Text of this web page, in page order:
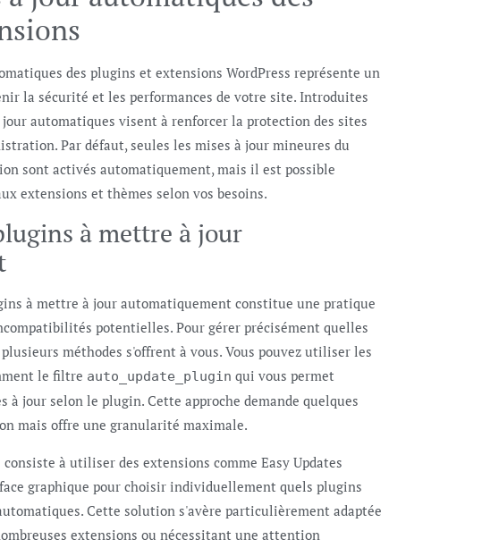
des plugins et extensions WordPress représente un
la sécurité et les performances de votre site. Introduites
jour automatiques visent à renforcer la protection des sites
Par défaut, seules les mises à jour mineures du
sont activés automatiquement, mais il est possible
extensions et thèmes selon vos besoins.
à mettre à jour
à mettre à jour automatiquement constitue une pratique
potentielles. Pour gérer précisément quelles
méthodes s'offrent à vous. Vous pouvez utiliser les
le filtre auto_update_plugin qui vous permet
à jour selon le plugin. Cette approche demande quelques
mais offre une granularité maximale.
à utiliser des extensions comme Easy Updates
graphique pour choisir individuellement quels plugins
Cette solution s'avère particulièrement adaptée
extensions ou nécessitant une attention